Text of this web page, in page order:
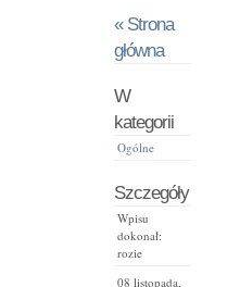
« Strona
główna
W
kategorii
Ogólne
Szczegóły
Wpisu
dokonał:
rozie
08 listopada,